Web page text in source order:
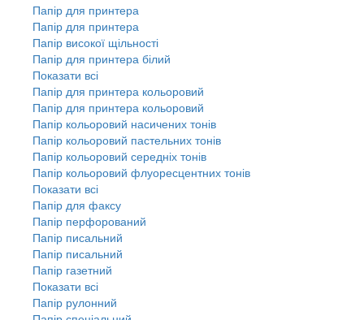
Папір для принтера
Папір для принтера
Папір високої щільності
Папір для принтера білий
Показати всі
Папір для принтера кольоровий
Папір для принтера кольоровий
Папір кольоровий насичених тонів
Папір кольоровий пастельних тонів
Папір кольоровий середніх тонів
Папір кольоровий флуоресцентних тонів
Показати всі
Папір для факсу
Папір перфорований
Папір писальний
Папір писальний
Папір газетний
Показати всі
Папір рулонний